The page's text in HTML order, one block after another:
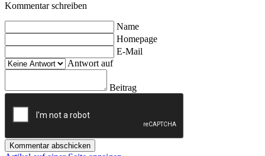
Kommentar schreiben
Name
Homepage
E-Mail
Antwort auf
Beitrag
Kommentar abschicken